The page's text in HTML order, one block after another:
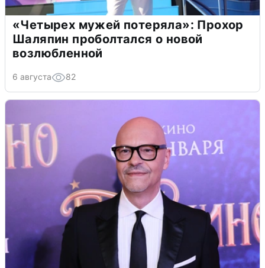
«Четырех мужей потеряла»: Прохор
Шаляпин проболтался о новой
возлюбленной
6 августа 82